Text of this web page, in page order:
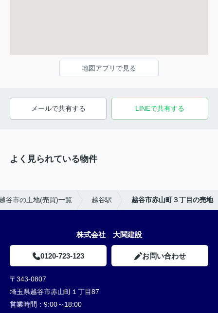
地図アプリで見る
メールで共有する LINEで共有する
よく見られている物件
谷市の土地(売買)一覧 越谷駅 越谷市赤山町３丁目の売地
株式会社 大関建設
0120-723-123 お問い合わせ
〒343-0807
埼玉県越谷市赤山町１丁目87
営業時間： 9:00～18:00